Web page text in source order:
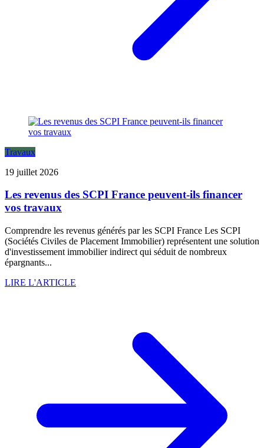
Travaux
19 juillet 2026
Les revenus des SCPI France peuvent-ils financer
vos travaux
Comprendre les revenus générés par les SCPI France Les SCPI
(Sociétés Civiles de Placement Immobilier) représentent une solution
d'investissement immobilier indirect qui séduit de nombreux
épargnants...
LIRE L'ARTICLE